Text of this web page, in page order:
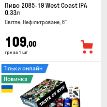
Пиво 2085-19 West Coast IPA
0.33л
Світле, Нефільтроване, 6°
109,00
грн за 1 шт
Тільки онлайн
Новинка